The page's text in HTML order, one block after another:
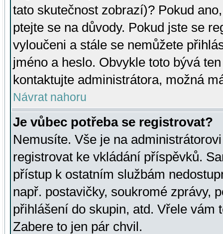
tato skutečnost zobrazí)? Pokud
ptejte se na důvody. Pokud jste se
vyloučeni a stále se nemůžete
jméno a heslo. Obvykle toto bývá
kontaktujte administrátora, možná
Návrat nahoru
Je vůbec potřeba se registrovat?
Nemusíte. Vše je na
registrovat ke vkládání příspěvků.
přístup k ostatním službám
např. postavičky, soukromé zprávy,
přihlášení do skupin, atd. Vřele vám
Zabere to jen pár chvil.